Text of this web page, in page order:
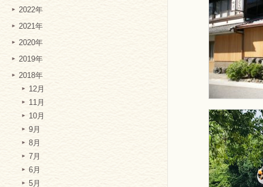
2022年
2021年
2020年
2019年
2018年
12月
11月
10月
9月
8月
7月
6月
5月